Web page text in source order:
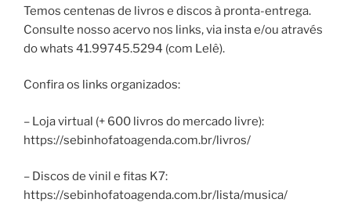
Temos centenas de livros e discos à pronta-entrega.
Consulte nosso acervo nos links, via insta e/ou através
do whats 41.99745.5294 (com Lelê).
Confira os links organizados:
– Loja virtual (+ 600 livros do mercado livre):
https://sebinhofatoagenda.com.br/livros/
– Discos de vinil e fitas K7:
https://sebinhofatoagenda.com.br/lista/musica/